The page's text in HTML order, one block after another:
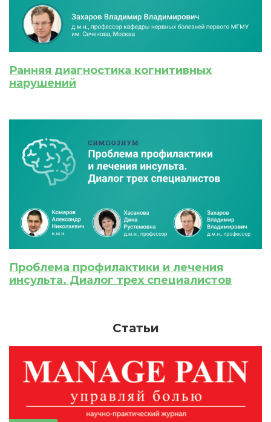
Ранняя диагностика когнитивных
нарушений
Проблема профилактики и лечения
инсульта. Диалог трех специалистов
Статьи
ЗАРЕГИСТРИРОВАТЬСЯ ВОЙТИ
ПОЛУЧИТЬ
Подтвердите списание баллов
списаны с Вашего счета.
Приобретено